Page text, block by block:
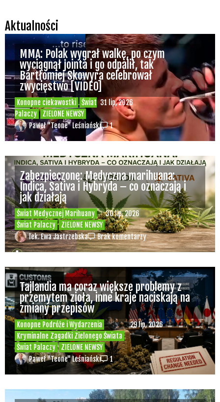
Aktualności
Konopne ciekawostki
Świat
Palaczy
ZIELONE NEWSY
31 lip, 2026
MMA: Polak wygrał walkę, po czym
wyciągnął jointa i go odpalił, tak
Bartłomiej Skowyra celebrował
zwycięstwo [VIDEO]
Paweł "Teone" Leśniański 1
Świat Medycznej Marihuany
Świat Palaczy
ZIELONE NEWSY
30 lip, 2026
Zabezpieczone: Medyczna marihuana:
Indica, Sativa i Hybryda – co oznaczają i
jak działają
lek. Ewa Jastrzebska Brak komentarzy
Konopne Podróże i Wydarzenia
Kryminalne Zagadki Zielonego Świata
Świat Palaczy
ZIELONE NEWSY
29 lip, 2026
Tajlandia ma coraz większe problemy z
przemytem zioła, inne kraje naciskają na
zmiany przepisów
Paweł "Teone" Leśniański 1